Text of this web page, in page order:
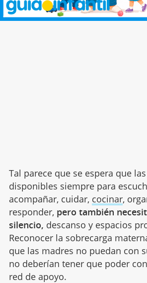
Tal parece que se espera que
disponibles siempre para
acompañar, cuidar, cocinar,
responder, pero también
silencio, descanso y espacios
Reconocer la sobrecarga
que las madres no puedan con
no deberían tener que poder
red de apoyo.